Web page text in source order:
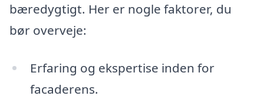
bæredygtigt. Her er nogle faktorer, du
bør overveje:
Erfaring og ekspertise inden for
facaderens.